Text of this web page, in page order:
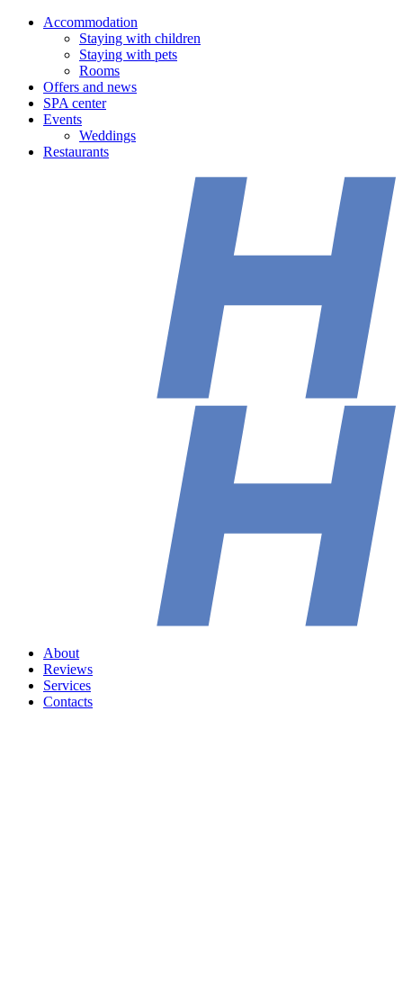
Accommodation
Staying with children
Staying with pets
Rooms
Offers and news
SPA center
Events
Weddings
Restaurants
About
Reviews
Services
Contacts